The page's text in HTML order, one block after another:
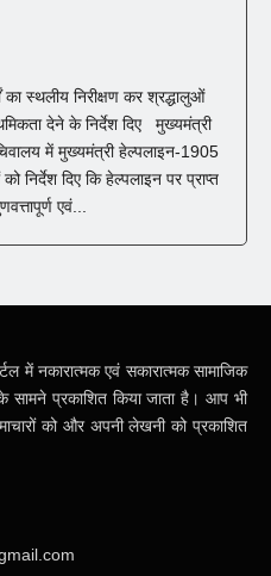
का स्थलीय निरीक्षण कर श्रद्धालुओं
देने के निर्देश दिए मुख्यमंत्री
में मुख्यमंत्री हेल्पलाइन-1905
निर्देश दिए कि हेल्पलाइन पर प्राप्त
एवं...
में नकारात्मक एवं सकारात्मक सामाजिक
सामने प्रकाशित किया जाता है। आप भी
को और अपनी लेखनी को प्रकाशित